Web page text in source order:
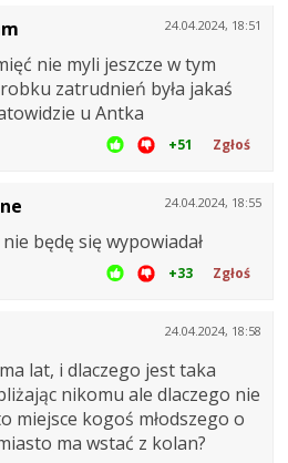
24.04.2024, 18:51
nie myli jeszcze w tym
zatrudnień była jakaś
u Antka
+51 Zgłoś
24.04.2024, 18:55
będę się wypowiadał
+33 Zgłoś
24.04.2024, 18:58
lat, i dlaczego jest taka
nikomu ale dlaczego nie
miejsce kogoś młodszego o
ma wstać z kolan?